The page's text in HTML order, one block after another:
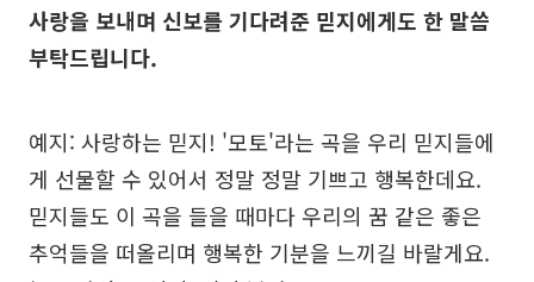
사랑을 보내며 신보를 기다려준 믿지에게도 한 말씀
부탁드립니다.
예지: 사랑하는 믿지! '모토'라는 곡을 우리 믿지들에
게 선물할 수 있어서 정말 정말 기쁘고 행복한데요.
믿지들도 이 곡을 들을 때마다 우리의 꿈 같은 좋은
추억들을 떠올리며 행복한 기분을 느끼길 바랄게요.